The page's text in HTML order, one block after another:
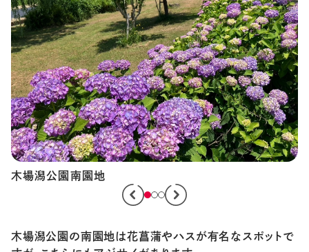
木場潟公園の南園地は花菖蒲やハスが有名なスポットで